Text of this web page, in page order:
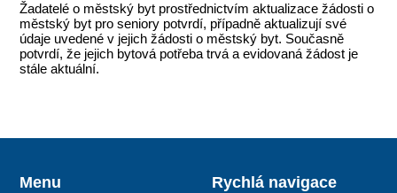
Žadatelé o městský byt prostřednictvím aktualizace žádosti o
městský byt pro seniory potvrdí, případně aktualizují své
údaje uvedené v jejich žádosti o městský byt. Současně
potvrdí, že jejich bytová potřeba trvá a evidovaná žádost je
stále aktuální.
Menu Rychlá navigace